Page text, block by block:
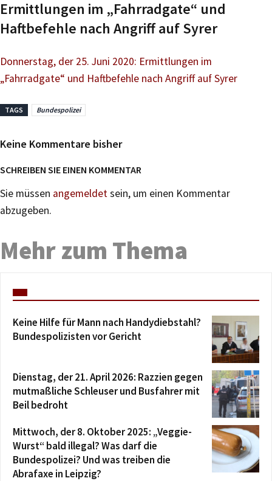
Ermittlungen im „Fahrradgate“ und
Haftbefehle nach Angriff auf Syrer
Donnerstag, der 25. Juni 2020: Ermittlungen im
„Fahrradgate“ und Haftbefehle nach Angriff auf Syrer
TAGS Bundespolizei
Keine Kommentare bisher
SCHREIBEN SIE EINEN KOMMENTAR
Sie müssen angemeldetsein, um einen Kommentar
abzugeben.
Mehr zum Thema
Keine Hilfe für Mann nach Handydiebstahl?
Bundespolizisten vor Gericht
Dienstag, der 21. April 2026: Razzien gegen
mutmaßliche Schleuser und Busfahrer mit
Beil bedroht
Mittwoch, der 8. Oktober 2025: „Veggie-
Wurst“ bald illegal? Was darf die
Bundespolizei? Und was treiben die
Abrafaxe in Leipzig?